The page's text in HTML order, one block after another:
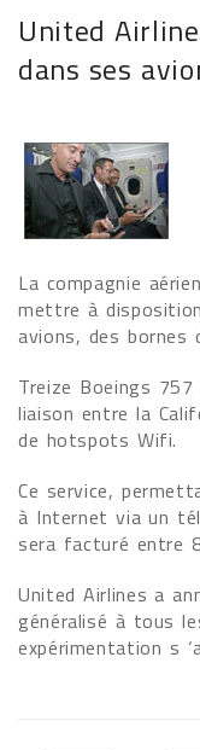
United
dans ses
La compagnie
mettre à
avions, des bornes
Treize Boeings
liaison entre la
de hotspots Wifi.
Ce service,
à Internet via un
sera facturé entre
United Airlines a
généralisé à tous
expérimentation s